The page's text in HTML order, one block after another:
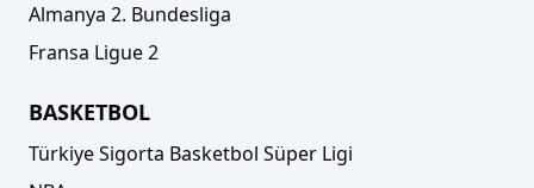
Almanya 2. Bundesliga
Fransa Ligue 2
BASKETBOL
Türkiye Sigorta Basketbol Süper Ligi